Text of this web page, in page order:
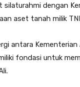
silaturahmi dengan
aset tanah milik
antara
fondasi untuk